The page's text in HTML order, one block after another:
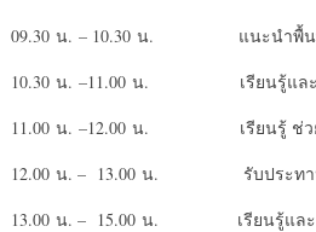
09.30 น. – 10.30 น. แนะนำพื้นที่
10.30 น. –11.00 น. เรียนรู้และช่
11.00 น. –12.00 น. เรียนรู้ ช่วยกั
12.00 น. – 13.00 น. รับประทาน
13.00 น. – 15.00 น. เรียนรู้และช่